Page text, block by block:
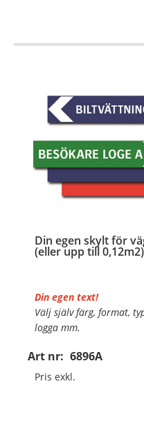
Din egen skylt för
(eller upp till 0,12m2)
Art nr: 6896A
Din egen text!
Välj själv färg, format,
logga mm.
Material:Plan
Mått:750x150mm
Pris exkl.